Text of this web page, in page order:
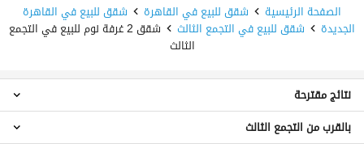
الصفحة الرئيسية
شقق للبيع في القاهرة شقق للبيع في القاهرة
الجديدة شقق للبيع في التجمع الثالث شقق 2 غرفة نوم للبيع في التجمع
الثالث
شقق 1 غرفة نوم للبيع في التجمع الثالث
نتائج مقترحة
بالقرب من التجمع الثالث